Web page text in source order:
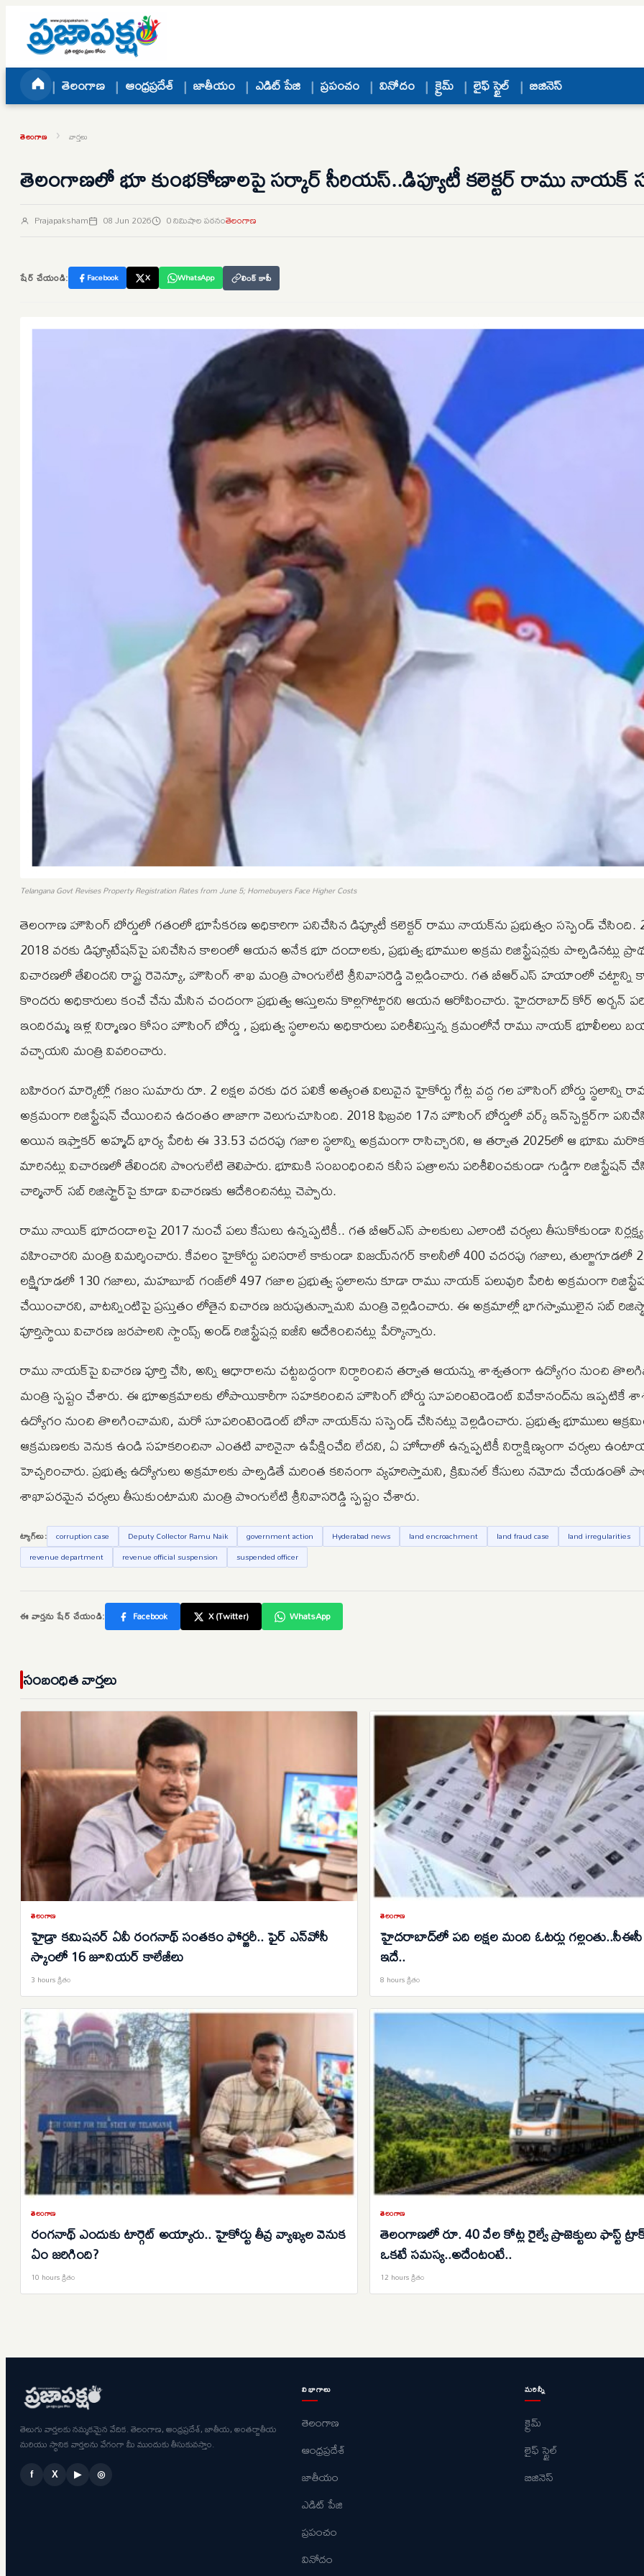
Skip to content
తెలంగాణ ఆంధ్రప్రదేశ్ జాతీయం ఎడిట్ పేజి ప్రపంచం వినోదం క్రైమ్ లైఫ్ స్టైల్ బిజినెస్
తెలంగాణ › వార్తలు
తెలంగాణలో భూ కుంభకోణాలపై సర్కార్ సీరియస్..డిప్యూటీ కలెక్టర్‌ రాము నాయక్‌
Prajapaksham 08 Jun 2026 0 నిమిషాల పఠనంతెలంగాణ
షేర్ చేయండి: Facebook X WhatsApp లింక్ కాపీ
Telangana Govt Revises Property Registration Rates from June 5; Homebuyers Face Higher Costs
తెలంగాణ హౌసింగ్‌ బోర్డులో గతంలో భూసేకరణ అధికారిగా పనిచేసిన డిప్యూటీ కలెక్టర్ రాము నాయక్‌ను ప్రభుత్వం సస్పెండ్ చేసింది.
2018 వ‌ర‌కు డిప్యూటేష‌న్‌పై పనిచేసిన కాలంలో ఆయన అనేక‌ భూ దందాల‌కు, ప్రభుత్వ భూముల అక్రమ రిజిస్ట్రేషన్లకు పాల్పడినట్లు
విచారణలో తేలిందని రాష్ట్ర రెవెన్యూ, హౌసింగ్ శాఖ మంత్రి పొంగులేటి శ్రీనివాసరెడ్డి వెల్లడించారు. గత బీఆర్‌ఎస్ హయాంలో చట్టాన్ని
కొందరు అధికారులు కంచే చేను మేసిన చందంగా ప్రభుత్వ ఆస్తులను కొల్లగొట్టార‌ని ఆయన ఆరోపించారు. హైద‌రాబాద్ కోర్ అర్బన్
ఇందిర‌మ్మ ఇళ్ల నిర్మాణం కోసం హౌసింగ్ బోర్డు , ప్రభుత్వ స్థలాలను అధికారులు పరిశీలిస్తున్న క్రమంలోనే రాము నాయక్ భూలీలలు
వ‌చ్చాయ‌ని మంత్రి వివరించారు.
బ‌హిరంగ మార్కెట్లో గ‌జం సుమారు రూ. 2 లక్షల వరకు ధర పలికే అత్యంత విలువైన హైకోర్టు గేట్ల వద్ద గల హౌసింగ్ బోర్డు
అక్రమంగా రిజిస్ట్రేష‌న్ చేయించిన ఉదంతం తాజాగా వెలుగుచూసింది. 2018 ఫిబ్రవ‌రి 17న హౌసింగ్ బోర్డులో వ‌ర్క్ ఇన్‌స్పెక్టర్‌గా
అయిన ఇఫ్తాక‌ర్ అహ్మద్ భార్య పేరిట ఈ 33.53 చ‌ద‌ర‌పు గ‌జాల‌ స్థలాన్ని అక్రమంగా రాసిచ్చారని, ఆ తర్వాత 2025లో ఆ భూమి
మారినట్లు విచారణలో తేలిందని పొంగులేటి తెలిపారు. భూమికి సంబంధించిన కనీస ప‌త్రాల‌ను ప‌రిశీలించ‌కుండా గుడ్డిగా రిజిస్ట్రేష‌న్
చార్మినార్ స‌బ్ రిజిస్ట్రార్‌పై కూడా విచార‌ణ‌కు ఆదేశించినట్లు చెప్పారు.
రాము నాయిక్ భూదందాల‌పై 2017 నుంచే ప‌లు కేసులు ఉన్నప్పటికీ.. గత బీఆర్‌ఎస్ పాల‌కులు ఎలాంటి చర్యలు తీసుకోకుండా
వహించారని మంత్రి విమర్శించారు. కేవలం హైకోర్టు పరిసరాలే కాకుండా విజయ్‌నగర్ కాలనీలో 400 చదరపు గజాలు, తుల్జాగూడలో
లక్ష్మిగూడలో 130 గజాలు, మహబూబ్ గంజ్‌లో 497 గజాల ప్రభుత్వ స్థలాలను కూడా రాము నాయక్ ప‌లువురి పేరిట అక్రమంగా
చేయించారని, వాటన్నింటిపై ప్రస్తుతం లోతైన విచార‌ణ జ‌రుపుతున్నామ‌ని మంత్రి వెల్లడించారు. ఈ అక్రమాల్లో భాగస్వాములైన స‌బ్
పూర్తిస్థాయి విచారణ జరపాలని స్టాంప్స్ అండ్ రిజిస్ట్రేష‌న్ల ఐజీని ఆదేశించినట్లు పేర్కొన్నారు.
రాము నాయక్‌పై విచార‌ణ పూర్తి చేసి, అన్ని ఆధారాల‌ను చట్టబద్ధంగా నిర్ధారించిన త‌ర్వాత‌ ఆయన్ను శాశ్వతంగా ఉద్యోగం నుంచి
మంత్రి స్పష్టం చేశారు. ఈ భూఅక్రమాలకు లోపాయికారీగా స‌హ‌క‌రించిన హౌసింగ్ బోర్డు సూప‌రింటెండెంట్ వివేకానంద్‌ను ఇప్పటికే
ఉద్యోగం నుంచి తొలగించామని, మ‌రో సూప‌రింటెండెంట్ బోనా నాయక్‌ను సస్పెండ్ చేసినట్లు వెల్లడించారు. ప్రభుత్వ భూములు
ఆక్రమణలకు వెనుక ఉండి సహకరించినా ఎంతటి వారినైనా ఉపేక్షించేది లేదని, ఏ హోదాలో ఉన్నప్పటికీ నిర్దాక్షిణ్యంగా చర్యలు
హెచ్చరించారు. ప్రభుత్వ ఉద్యోగులు అక్రమాలకు పాల్పడితే మరింత కఠినంగా వ్యహరిస్తామని, క్రిమినల్ కేసులు నమోదు చేయడంతో
శాఖాపరమైన చర్యలు తీసుకుంటామని మంత్రి పొంగులేటి శ్రీనివాసరెడ్డి స్పష్టం చేశారు.
ట్యాగ్‌లు: corruption case Deputy Collector Ramu Naik government action Hyderabad news land encroachment land fraud case land irregularities
revenue department
revenue official suspension suspended officer
ఈ వార్తను షేర్ చేయండి: Facebook X (Twitter) WhatsApp
సంబంధిత వార్తలు
తెలంగాణ
హైడ్రా కమిషనర్ ఏవీ రంగనాథ్ సంతకం ఫోర్జరీ.. ఫైర్ ఎన్‌వోసీ
స్కాంలో 16 జూనియర్ కాలేజీలు
3 hours క్రితం
తెలంగాణ
హైదరాబాద్‌లో పది లక్షల మంది ఓటర్లు
ఇదే..
8 hours క్రితం
తెలంగాణ
రంగనాథ్ ఎందుకు టార్గెట్ అయ్యారు.. హైకోర్టు తీవ్ర వ్యాఖ్యల వెనుక
ఏం జరిగింది?
10 hours క్రితం
తెలంగాణ
తెలంగాణలో రూ. 40 వేల కోట్ల రైల్వే ప్రాజెక్టులు ఫాస్ట్
ఒకటే సమస్య..అదేంటంటే..
12 hours క్రితం
తెలుగు వార్తలకు నమ్మకమైన వేదిక. తెలంగాణ, ఆంధ్రప్రదేశ్, జాతీయ, అంతర్జాతీయ
మరియు స్థానిక వార్తలను వేగంగా మీ ముందుకు తీసుకువస్తాం.
f X ▶ ◎
విభాగాలు
తెలంగాణ
ఆంధ్రప్రదేశ్
జాతీయం
ఎడిట్ పేజి
ప్రపంచం
వినోదం
మరిన్నీ
క్రైమ్
లైఫ్ స్టైల్
బిజినెస్